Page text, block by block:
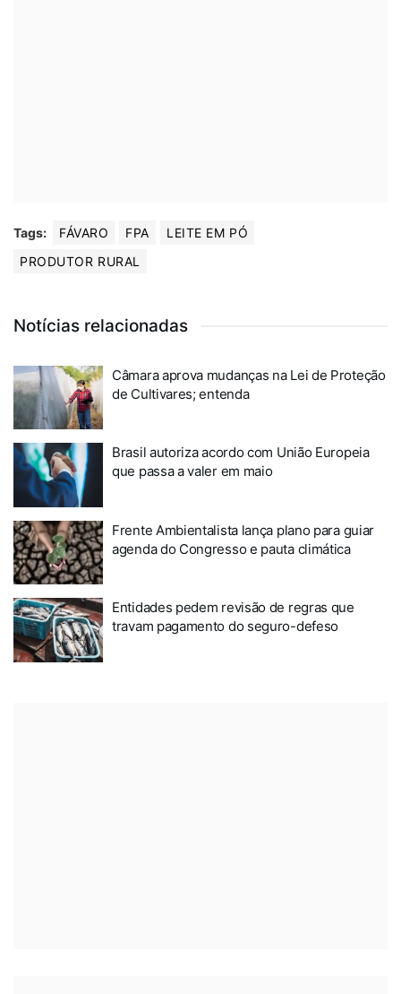
Tags: FÁVARO FPA
LEITE EM PÓ
PRODUTOR RURAL
Notícias relacionadas
Câmara aprova mudanças na Lei de Proteção
de Cultivares; entenda
Brasil autoriza acordo com União Europeia
que passa a valer em maio
Frente Ambientalista lança plano para guiar
agenda do Congresso e pauta climática
Entidades pedem revisão de regras que
travam pagamento do seguro-defeso